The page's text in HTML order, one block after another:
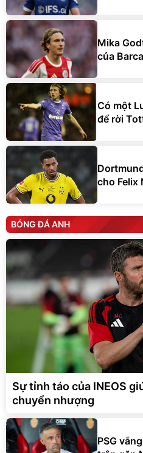
Mika
của
Có một
để rời
cho Felix
BÓNG ĐÁ ANH
Sự tỉnh táo của INEOS
chuyển nhượng
PSG